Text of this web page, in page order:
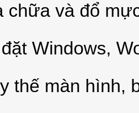
chữa và đổ
Windows,
thế màn hình,